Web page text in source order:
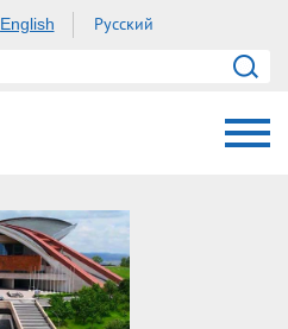
English Русский